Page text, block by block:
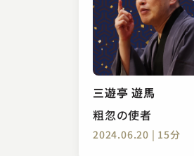
三遊亭 遊馬
粗忽の使者
2024.06.20 | 15分